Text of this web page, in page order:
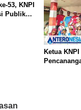
53, KNPI
Publik
Ketua